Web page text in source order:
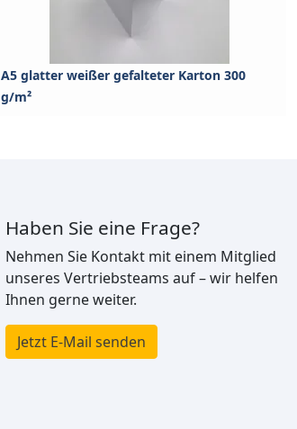
A5 glatter weißer gefalteter Karton 300
g/m²
Haben Sie eine Frage?
Nehmen Sie Kontakt mit einem Mitglied
unseres Vertriebsteams auf – wir helfen
Ihnen gerne weiter.
Jetzt E-Mail senden